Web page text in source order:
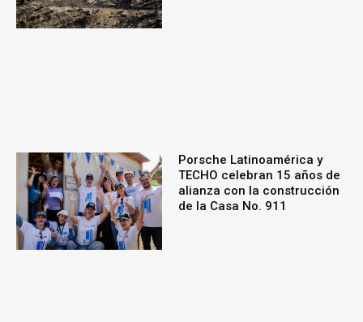
Porsche Latinoamérica y
TECHO celebran 15 años de
alianza con la construcción
de la Casa No. 911